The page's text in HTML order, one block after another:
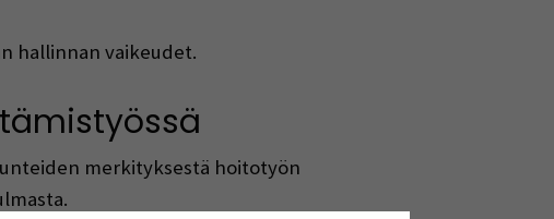
hallinnan vaikeudet.
merkityksestä hoitotyön